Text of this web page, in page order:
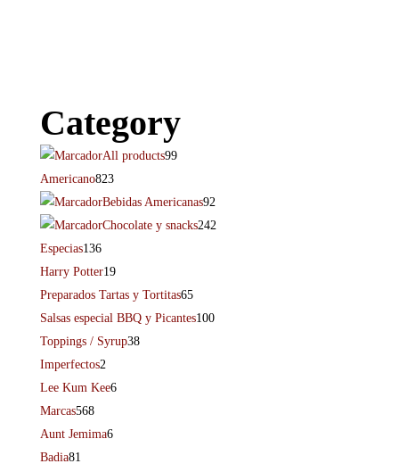
Category
All products99
Americano823
Bebidas Americanas92
Chocolate y snacks242
Especias136
Harry Potter19
Preparados Tartas y Tortitas65
Salsas especial BBQ y Picantes100
Toppings / Syrup38
Imperfectos2
Lee Kum Kee6
Marcas568
Aunt Jemima6
Badia81